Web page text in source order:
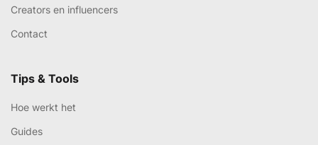
Creators en influencers
Contact
Tips & Tools
Hoe werkt het
Guides